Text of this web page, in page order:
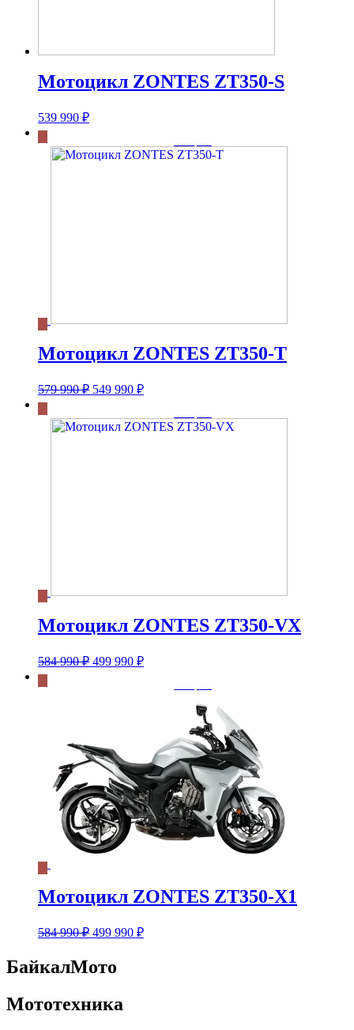
Мотоцикл ZONTES ZT350-S
539 990 ₽
Мотоцикл ZONTES ZT350-T
579 990₽ Первоначальная
579
549 990 ₽Текущая
990 ₽.
Мотоцикл ZONTES ZT350-VX
584 990₽ Первоначальная
499 990 ₽Текущая
Мотоцикл ZONTES ZT350-X1
584 990₽ Первоначальная
584
499 990 ₽Текущая
БайкалМото
Мототехника